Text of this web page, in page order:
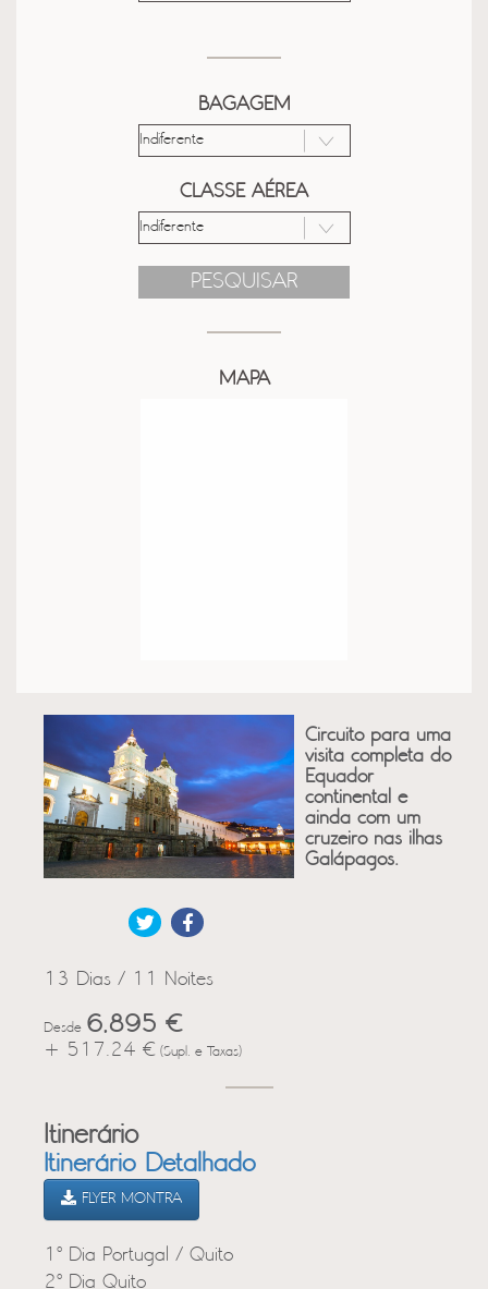
BAGAGEM
CLASSE AÉREA
PESQUISAR
MAPA
Circuito para uma
visita completa do
Equador
continental e
ainda com um
cruzeiro nas ilhas
Galápagos.
13 Dias / 11 Noites
Desde 6,895 €
+ 517.24 € (Supl. e Taxas)
Itinerário
Itinerário Detalhado
FLYER MONTRA
1º Dia Portugal / Quito
2º Dia Quito